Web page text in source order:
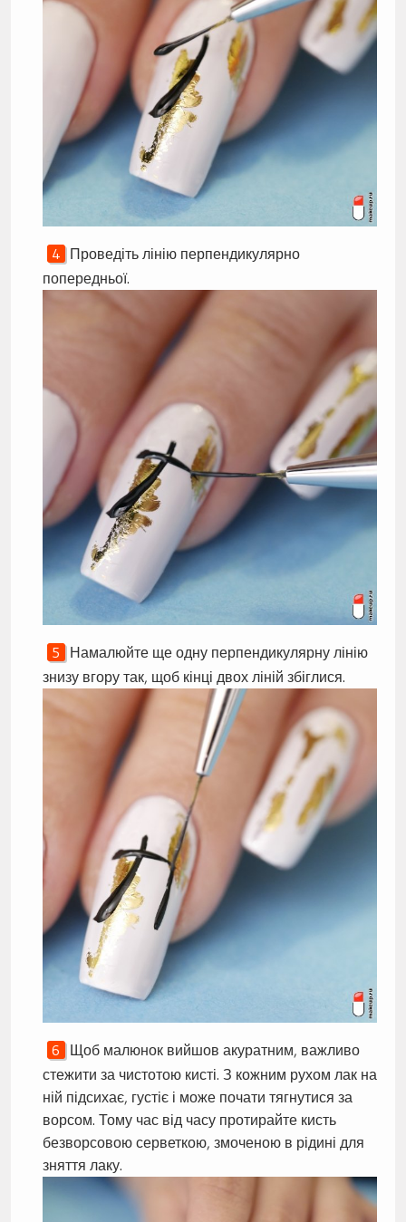
Проведіть лінію перпендикулярно
попередньої.
Намалюйте ще одну перпендикулярну лінію
знизу вгору так, щоб кінці двох ліній збіглися.
Щоб малюнок вийшов акуратним, важливо
стежити за чистотою кисті. З кожним рухом лак на
ній підсихає, густіє і може почати тягнутися за
ворсом. Тому час від часу протирайте кисть
безворсовою серветкою, змоченою в рідині для
зняття лаку.